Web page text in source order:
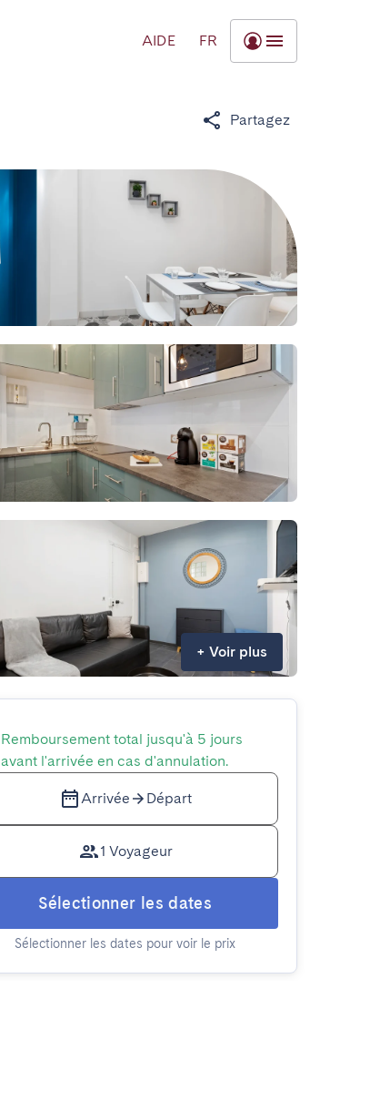
AIDE FR
Partagez
+ Voir plus
Remboursement total jusqu'à 5 jours
avant l'arrivée en cas d'annulation.
Arrivée Départ
1 Voyageur
Sélectionner les dates
Sélectionner les dates pour voir le prix